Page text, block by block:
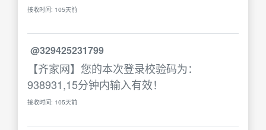
接收时间: 105天前
@329425231799
【齐家网】您的本次登录校验码为：
938931,15分钟内输入有效！
接收时间: 105天前